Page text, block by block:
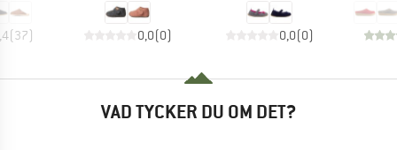
(37) 0,0(0) 0,0(0)
VAD TYCKER DU OM DET?